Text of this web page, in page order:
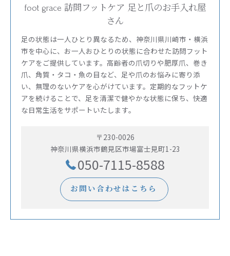
foot grace 訪問フットケア 足と爪のお手入れ屋
さん
足の状態は一人ひとり異なるため、神奈川県川崎市・横浜
市を中心に、お一人おひとりの状態に合わせた訪問フット
ケアをご提供しています。高齢者の爪切りや肥厚爪、巻き
爪、角質・タコ・魚の目など、足や爪のお悩みに寄り添
い、無理のないケアを心がけています。定期的なフットケ
アを続けることで、足を清潔で健やかな状態に保ち、快適
な日常生活をサポートいたします。
〒230-0026
神奈川県横浜市鶴見区市場富士見町1-23
050-7115-8588
お問い合わせはこちら